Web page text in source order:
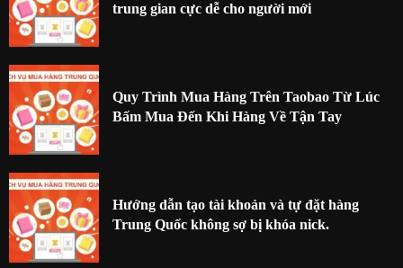
trung gian cực dễ cho người mới
Quy Trình Mua Hàng Trên Taobao Từ Lúc
Bấm Mua Đến Khi Hàng Về Tận Tay
Hướng dẫn tạo tài khoản và tự đặt hàng
Trung Quốc không sợ bị khóa nick.